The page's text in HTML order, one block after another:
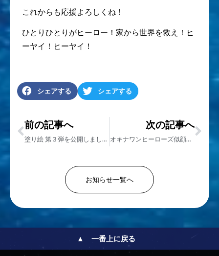
これからも応援よろしくね！
ひとりひとりがヒーロー！家から世界を救え！ヒ
ーヤイ！ヒーヤイ！
シェアする シェアする
前の記事へ
塗り絵 第３弾を公開しました！
次の記事へ
オキナワンヒーローズ似顔絵コンテスト開催！ 第４弾は【大知マン】
お知らせ一覧へ
▲ 一番上に戻る